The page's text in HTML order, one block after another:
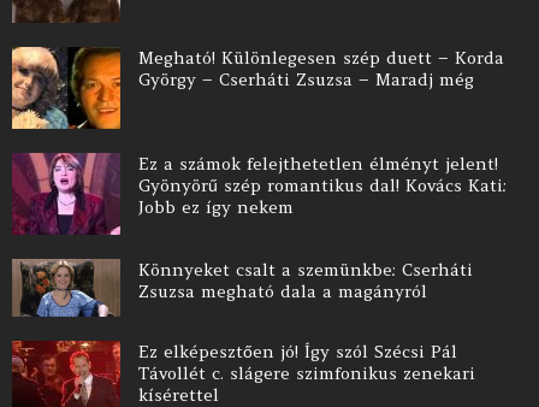
Megható! Különlegesen szép duett – Korda
György – Cserháti Zsuzsa – Maradj még
Ez a számok felejthetetlen élményt jelent!
Gyönyörű szép romantikus dal! Kovács Kati:
Jobb ez így nekem
Könnyeket csalt a szemünkbe: Cserháti
Zsuzsa megható dala a magányról
Ez elképesztően jó! Így szól Szécsi Pál
Távollét c. slágere szimfonikus zenekari
kísérettel